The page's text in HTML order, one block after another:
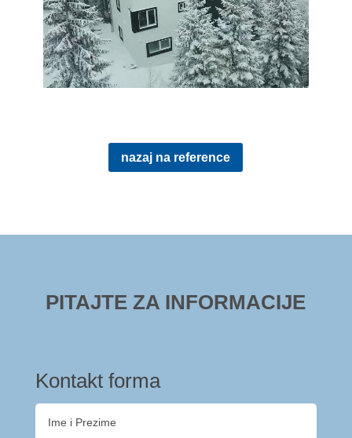
nazaj na reference
PITAJTE ZA INFORMACIJE
Kontakt forma